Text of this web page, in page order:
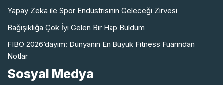
Yapay Zeka ile Spor Endüstrisinin Geleceği Zirvesi
Bağışıklığa Çok İyi Gelen Bir Hap Buldum
FIBO 2026’dayım: Dünyanın En Büyük Fitness Fuarından
Notlar
Sosyal Medya